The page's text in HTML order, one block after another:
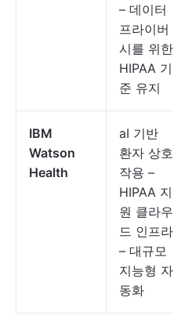
– 데이터
프라이버
시를 위한
HIPAA 기
준 유지
IBM
Watson
Health
aI 기반
환자 상호
작용 –
HIPAA 지
원 클라우
드 인프라
– 대규모
지능형 자
동화